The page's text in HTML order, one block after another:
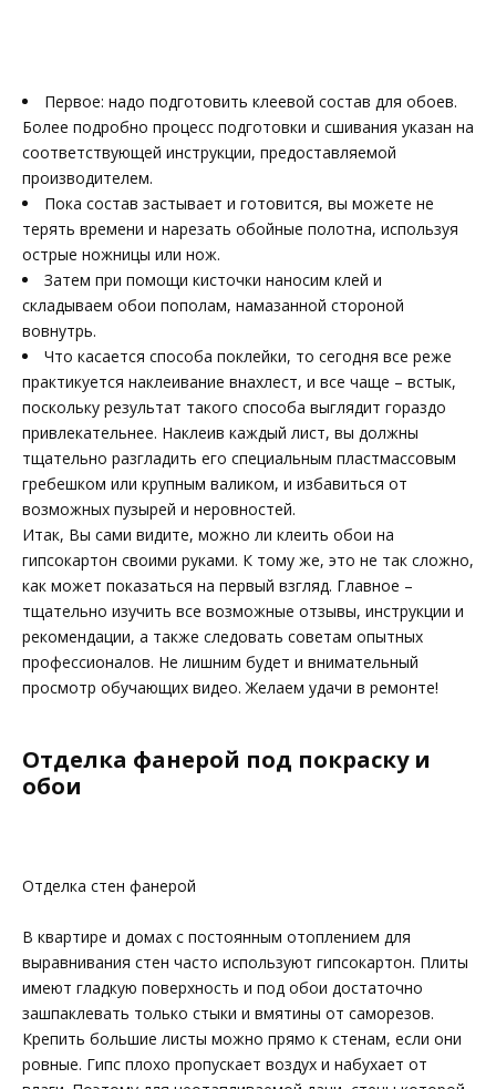
Первое: надо подготовить клеевой состав для обоев.
Более подробно процесс подготовки и сшивания указан на
соответствующей инструкции, предоставляемой
производителем.
Пока состав застывает и готовится, вы можете не
терять времени и нарезать обойные полотна, используя
острые ножницы или нож.
Затем при помощи кисточки наносим клей и
складываем обои пополам, намазанной стороной
вовнутрь.
Что касается способа поклейки, то сегодня все реже
практикуется наклеивание внахлест, и все чаще – встык,
поскольку результат такого способа выглядит гораздо
привлекательнее. Наклеив каждый лист, вы должны
тщательно разгладить его специальным пластмассовым
гребешком или крупным валиком, и избавиться от
возможных пузырей и неровностей.
Итак, Вы сами видите, можно ли клеить обои на
гипсокартон своими руками. К тому же, это не так сложно,
как может показаться на первый взгляд. Главное –
тщательно изучить все возможные отзывы, инструкции и
рекомендации, а также следовать советам опытных
профессионалов. Не лишним будет и внимательный
просмотр обучающих видео. Желаем удачи в ремонте!
Отделка фанерой под покраску и
обои
Отделка стен фанерой
В квартире и домах с постоянным отоплением для
выравнивания стен часто используют гипсокартон. Плиты
имеют гладкую поверхность и под обои достаточно
зашпаклевать только стыки и вмятины от саморезов.
Крепить большие листы можно прямо к стенам, если они
ровные. Гипс плохо пропускает воздух и набухает от